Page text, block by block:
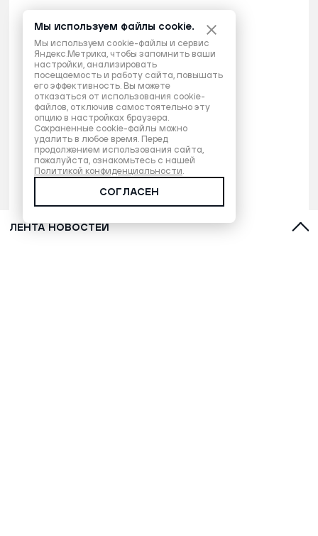
ЛЕНТА НОВОСТЕЙ
Мы используем файлы cookie.
Мы используем cookie-файлы и сервис
Яндекс.Метрика, чтобы запомнить ваши
настройки, анализировать
посещаемость и работу сайта, повышать
его эффективность. Вы можете
отказаться от использования cookie-
файлов, отключив самостоятельно эту
опцию в настройках браузера.
Сохраненные cookie-файлы можно
удалить в любое время. Перед
продолжением использования сайта,
пожалуйста, ознакомьтесь с нашей
Политикой конфиденциальности.
СОГЛАСЕН